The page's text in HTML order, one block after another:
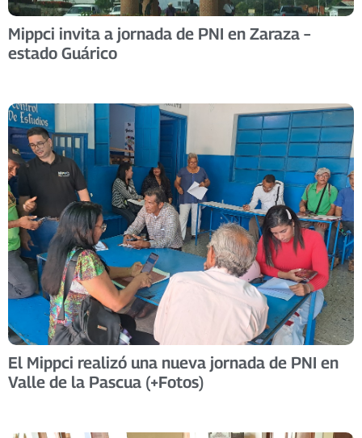
Mippci invita a jornada de PNI en Zaraza –
estado Guárico
El Mippci realizó una nueva jornada de PNI en
Valle de la Pascua (+Fotos)